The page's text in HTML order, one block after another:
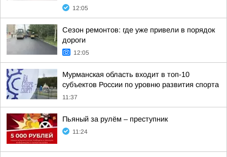
12:05
Сезон ремонтов: где уже привели в порядок
дороги
12:05
Мурманская область входит в топ-10
субъектов России по уровню развития спорта
11:37
Пьяный за рулём – преступник
11:24